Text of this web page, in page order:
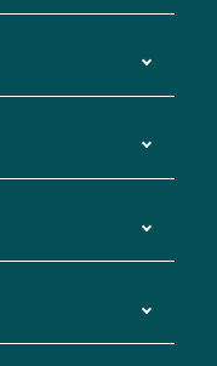
ンシステム